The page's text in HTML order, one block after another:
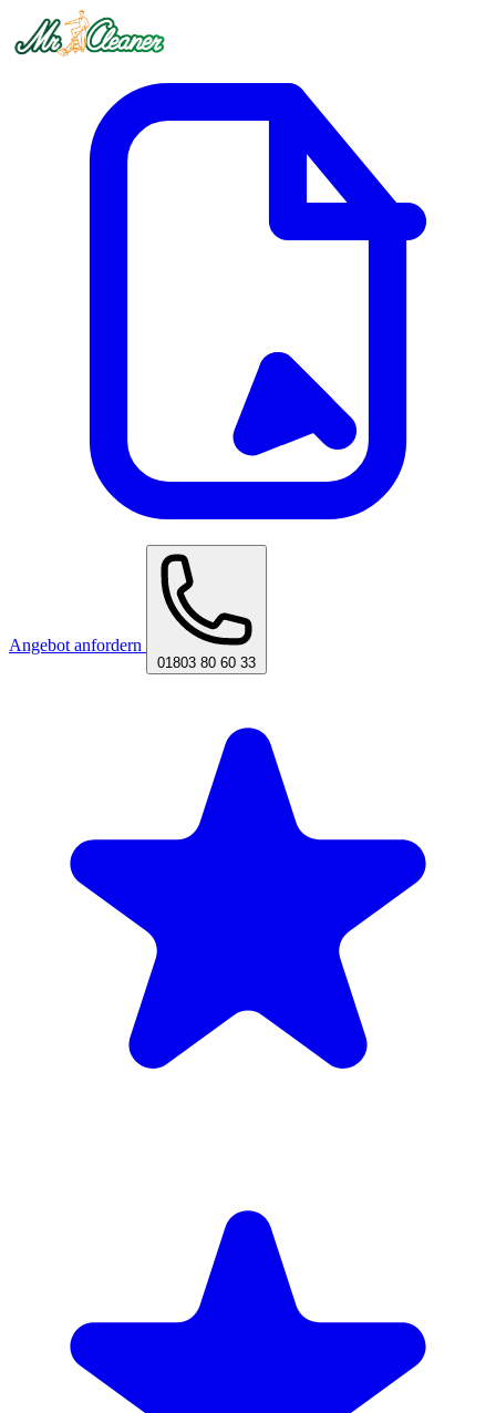
Angebot anfordern
01803 80 60 33